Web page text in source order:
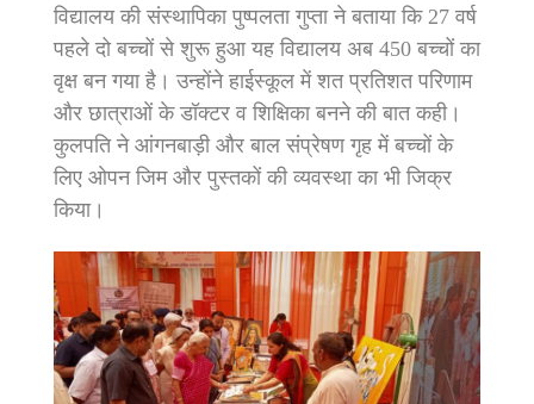
विद्यालय की संस्थापिका पुष्पलता गुप्ता ने बताया कि 27 वर्ष
पहले दो बच्चों से शुरू हुआ यह विद्यालय अब 450 बच्चों का
वृक्ष बन गया है। उन्होंने हाईस्कूल में शत प्रतिशत परिणाम
और छात्राओं के डॉक्टर व शिक्षिका बनने की बात कही।
कुलपति ने आंगनबाड़ी और बाल संप्रेषण गृह में बच्चों के
लिए ओपन जिम और पुस्तकों की व्यवस्था का भी जिक्र
किया।